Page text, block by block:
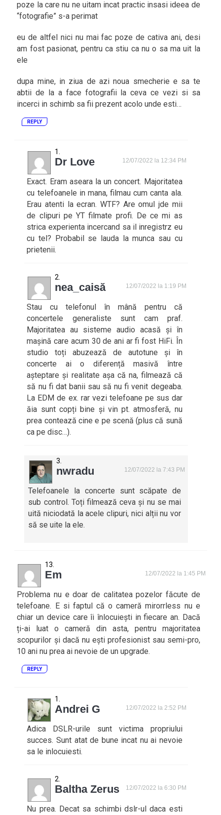
poze la care nu ne uitam incat practic insasi ideea de
“fotografie” s-a perimat
eu de altfel nici nu mai fac poze de cativa ani, desi
am fost pasionat, pentru ca stiu ca nu o sa ma uit la
ele
dupa mine, in ziua de azi noua smecherie e sa te
abtii de la a face fotografii la ceva ce vezi si sa
incerci in schimb sa fii prezent acolo unde esti…
REPLY
Dr Love 12/07/2022 la 12:34 PM
Exact. Eram aseara la un concert. Majoritatea
cu telefoanele in mana, filmau cum canta ala.
Erau atenti la ecran. WTF? Are omul jde mii
de clipuri pe YT filmate profi. De ce mi as
strica experienta incercand sa il inregistrz eu
cu tel? Probabil se lauda la munca sau cu
prietenii.
nea_caisă 12/07/2022 la 1:19 PM
Stau cu telefonul în mână pentru că
concertele generaliste sunt cam praf.
Majoritatea au sisteme audio acasă și în
mașină care acum 30 de ani ar fi fost HiFi. În
studio toți abuzează de autotune și în
concerte ai o diferență masivă între
așteptare și realitate așa că na, filmează că
să nu fi dat banii sau să nu fi venit degeaba.
La EDM de ex. rar vezi telefoane pe sus dar
ăia sunt copți bine și vin pt. atmosferă, nu
prea contează cine e pe scenă (plus că sună
ca pe disc…).
nwradu 12/07/2022 la 7:43 PM
Telefoanele la concerte sunt scăpate de
sub control. Toți filmează ceva și nu se mai
uită niciodată la acele clipuri, nici alții nu vor
să se uite la ele.
Em 12/07/2022 la 1:45 PM
Problema nu e doar de calitatea pozelor făcute de
telefoane. E si faptul că o cameră mirorrless nu e
chiar un device care îi înlocuiești in fiecare an. Dacă
ți-ai luat o cameră din asta, pentru majoritatea
scopurilor și dacă nu ești profesionist sau semi-pro,
10 ani nu prea ai nevoie de un upgrade.
REPLY
Andrei G 12/07/2022 la 2:52 PM
Adica DSLR-urile sunt victima propriului
succes. Sunt atat de bune incat nu ai nevoie
sa le inlocuiesti.
Baltha Zerus 12/07/2022 la 6:30 PM
Nu prea. Decat sa schimbi dslr-ul daca esti